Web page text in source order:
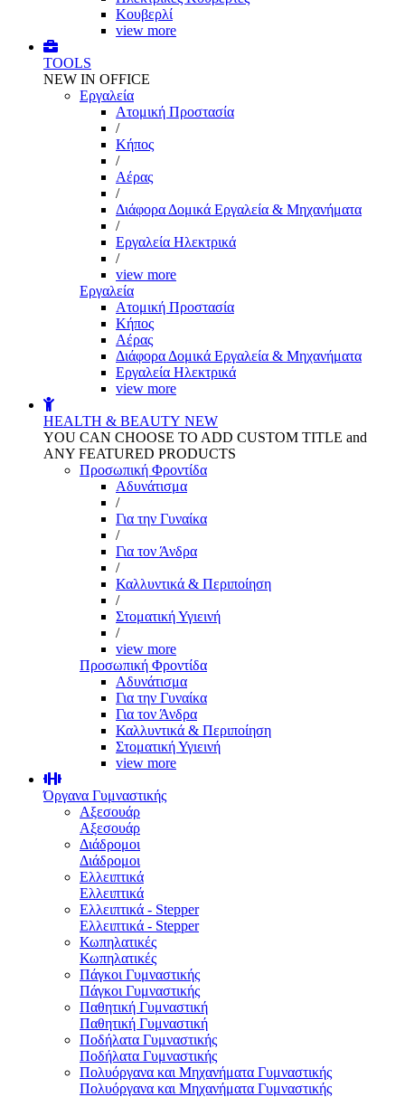
Κουβερλί
view more
TOOLS
NEW IN OFFICE
Εργαλεία
Aτομική Προστασία
/
Kήπος
/
Αέρας
/
Διάφορα Δομικά Εργαλεία & Μηχανήματα
/
Εργαλεία Ηλεκτρικά
/
view more
Εργαλεία
Aτομική Προστασία
Kήπος
Αέρας
Διάφορα Δομικά Εργαλεία & Μηχανήματα
Εργαλεία Ηλεκτρικά
view more
HEALTH & BEAUTY NEW
YOU CAN CHOOSE TO ADD CUSTOM TITLE and
ANY FEATURED PRODUCTS
Προσωπική Φροντίδα
Αδυνάτισμα
/
Για την Γυναίκα
/
Για τον Άνδρα
/
Καλλυντικά & Περιποίηση
/
Στοματική Υγιεινή
/
view more
Προσωπική Φροντίδα
Αδυνάτισμα
Για την Γυναίκα
Για τον Άνδρα
Καλλυντικά & Περιποίηση
Στοματική Υγιεινή
view more
Όργανα Γυμναστικής
Αξεσουάρ
Αξεσουάρ
Διάδρομοι
Διάδρομοι
Ελλειπτικά
Ελλειπτικά
Ελλειπτικά - Stepper
Ελλειπτικά - Stepper
Κωπηλατικές
Κωπηλατικές
Πάγκοι Γυμναστικής
Πάγκοι Γυμναστικής
Παθητική Γυμναστική
Παθητική Γυμναστική
Ποδήλατα Γυμναστικής
Ποδήλατα Γυμναστικής
Πολυόργανα και Μηχανήματα Γυμναστικής
Πολυόργανα και Μηχανήματα Γυμναστικής